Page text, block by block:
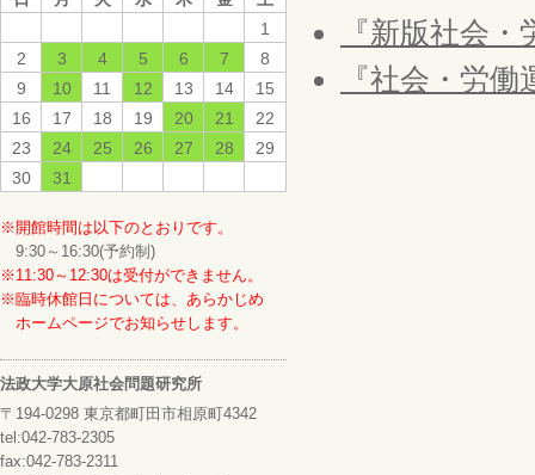
1
2
3 4 5 6 7
8
9
10 11 12 13 14
15
16
17 18 19 20 21
22
23
24 25 26 27 28
29
30
31
※開館時間は以下のとおりです。
9:30～16:30(予約制)
※11:30～12:30は受付ができません。
※臨時休館日については、あらかじめ
ホームページでお知らせします。
法政大学大原社会問題研究所
〒194-0298 東京都町田市相原町4342
tel:042-783-2305
fax:042-783-2311
『新版社会
『社会・労